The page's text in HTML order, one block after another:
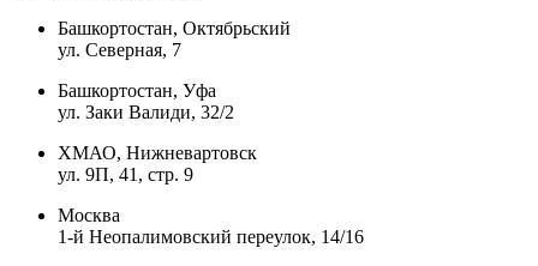
Башкортостан, Октябрьский
ул. Северная, 7
Башкортостан, Уфа
ул. Заки Валиди, 32/2
ХМАО, Нижневартовск
ул. 9П, 41, стр. 9
Москва
1-й Неопалимовский переулок, 14/16